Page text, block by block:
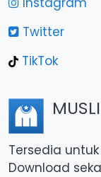
Twitter
TikTok
Tersedia
Download